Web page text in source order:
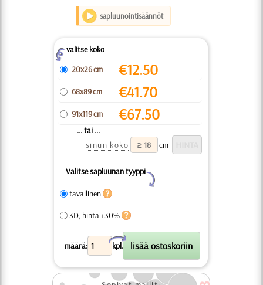
sapluunointisäännöt
Zvalitse koko
20x26 cm
€12.50
68x89 cm €41.70
91x119 cm €67.50
... tai ...
sinun koko
cm
Valitse sapluunan tyyppi
Y
tavallinen
3D, hinta +30%
määrä: kpl.
X